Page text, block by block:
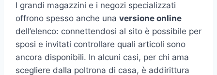
I grandi magazzini e i negozi specializzati
offrono spesso anche una versione online
dell’elenco: connettendosi al sito è possibile per
sposi e invitati controllare quali articoli sono
ancora disponibili. In alcuni casi, per chi ama
scegliere dalla poltrona di casa, è addirittura